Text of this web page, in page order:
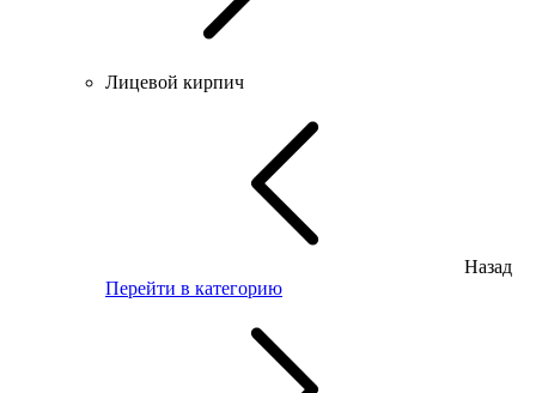
Лицевой кирпич
Назад
Перейти в категорию